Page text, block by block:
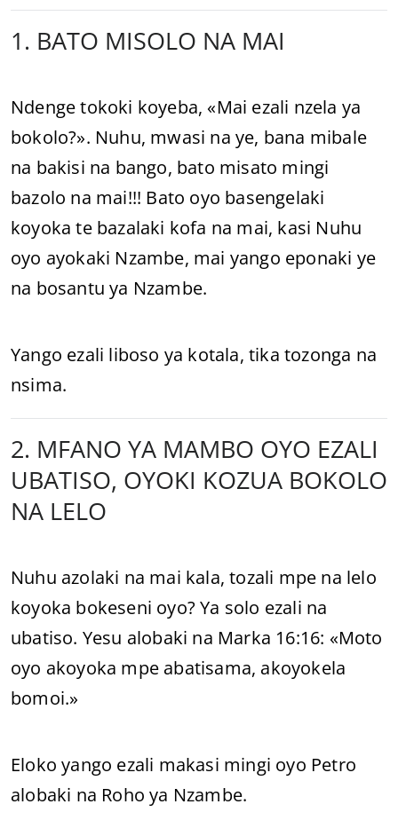
1. BATO MISOLO NA MAI
Ndenge tokoki koyeba, «Mai ezali nzela ya
bokolo?». Nuhu, mwasi na ye, bana mibale
na bakisi na bango, bato misato mingi
bazolo na mai!!! Bato oyo basengelaki
koyoka te bazalaki kofa na mai, kasi Nuhu
oyo ayokaki Nzambe, mai yango eponaki ye
na bosantu ya Nzambe.
Yango ezali liboso ya kotala, tika tozonga na
nsima.
2. MFANO YA MAMBO OYO EZALI
UBATISO, OYOKI KOZUA BOKOLO
NA LELO
Nuhu azolaki na mai kala, tozali mpe na lelo
koyoka bokeseni oyo? Ya solo ezali na
ubatiso. Yesu alobaki na Marka 16:16: «Moto
oyo akoyoka mpe abatisama, akoyokela
bomoi.»
Eloko yango ezali makasi mingi oyo Petro
alobaki na Roho ya Nzambe.